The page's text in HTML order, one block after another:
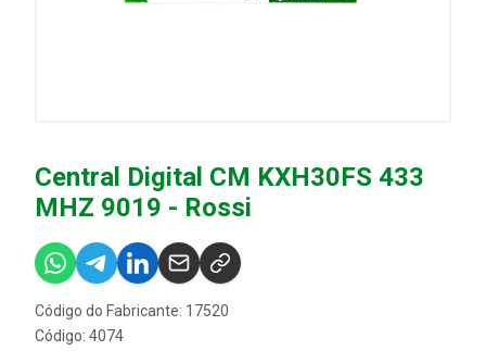
Central Digital CM KXH30FS 433
MHZ 9019 - Rossi
Código do Fabricante: 17520
Código: 4074